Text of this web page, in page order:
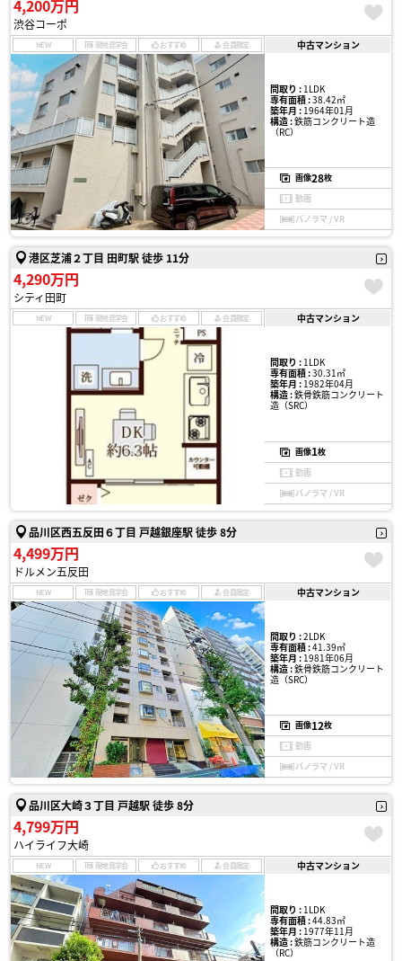
4,200万円
渋谷コーポ
NEW 現地見学会 おすすめ 会員限定 中古マンション
間取り :1LDK
専有面積 :38.42㎡
築年月 :1964年01月
構造 :鉄筋コンクリート造
（RC）
画像28枚
動画
パノラマ / VR
港区芝浦２丁目 田町駅 徒歩 11分
4,290万円
シティ田町
NEW 現地見学会 おすすめ 会員限定 中古マンション
間取り :1LDK
専有面積 :30.31㎡
築年月 :1982年04月
構造 :鉄骨鉄筋コンクリート
造（SRC）
画像1枚
動画
パノラマ / VR
品川区西五反田６丁目 戸越銀座駅 徒歩 8分
4,499万円
ドルメン五反田
NEW 現地見学会 おすすめ 会員限定 中古マンション
間取り :2LDK
専有面積 :41.39㎡
築年月 :1981年06月
構造 :鉄骨鉄筋コンクリート
造（SRC）
画像12枚
動画
パノラマ / VR
品川区大崎３丁目 戸越駅 徒歩 8分
4,799万円
ハイライフ大崎
NEW 現地見学会 おすすめ 会員限定 中古マンション
間取り :1LDK
専有面積 :44.83㎡
築年月 :1977年11月
構造 :鉄筋コンクリート造
（RC）